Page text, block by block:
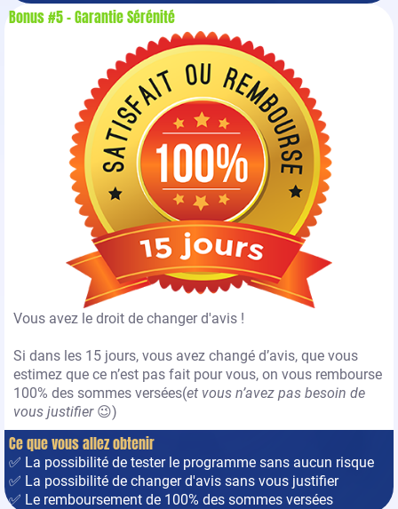
Bonus #5 - Garantie Sérénité
Vous avez le droit de changer d'avis !
Si dans les 15 jours, vous avez changé d’avis, que vous
estimez que ce n’est pas fait pour vous, on vous rembourse
100% des sommes versées(et vous n’avez pas besoin de
vous justifier😉)
Ce que vous allez obtenir
✅ La possibilité de tester le programme sans aucun risque
✅ La possibilité de changer d'avis sans vous justifier
✅ Le remboursement de 100% des sommes versées